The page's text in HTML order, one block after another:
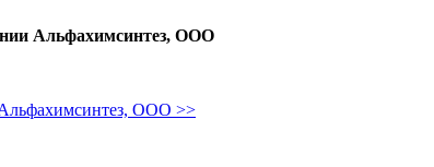
Альфахимсинтез, ООО
ООО >>